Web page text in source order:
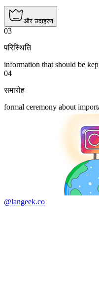
और उदाहरण
03
परिस्थिति
information that should be
04
समारोह
formal ceremony about
@langeek.co